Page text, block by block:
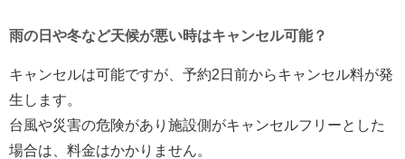
雨の日や冬など天候が悪い時はキャンセル可能？
キャンセルは可能ですが、予約2日前からキャンセル料が発
生します。
台風や災害の危険があり施設側がキャンセルフリーとした
場合は、料金はかかりません。